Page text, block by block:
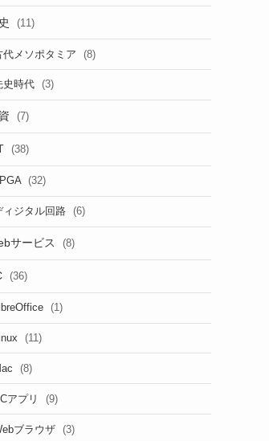
(11)
代メソポタミア (8)
史時代 (3)
(7)
(38)
(32)
ィジタル回路 (6)
サービス (8)
(36)
(1)
(11)
(8)
アプリ (9)
ブラウザ (3)